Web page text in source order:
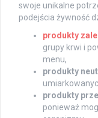
swoje unikalne
podejścia żywność
produkty
grupy krwi i
menu,
produkty
produkty
ponieważ